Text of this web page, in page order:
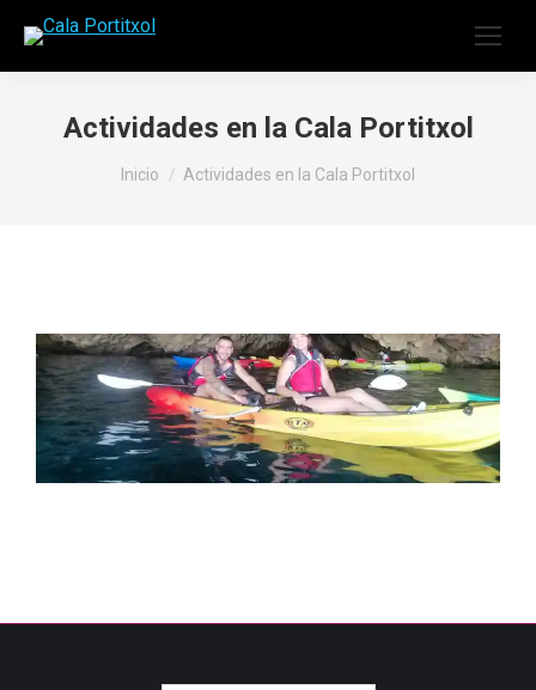
Actividades en la Cala Portitxol
Estás aquí:
Inicio Actividades en la Cala Portitxol